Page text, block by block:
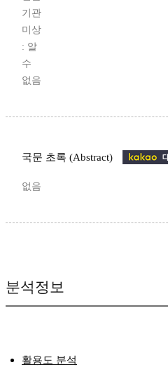
기관
미상
: 알
수
없음
국문 초록 (Abstract)
없음
분석정보
활용도 분석